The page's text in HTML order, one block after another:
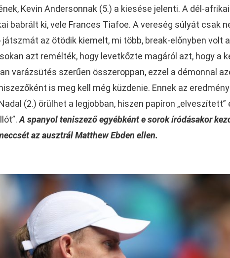
Kevin Andersonnak (5.) a kiesése jelenti. A dél-
babrált ki, vele Frances Tiafoe. A vereség súlyát csak
az ötödik kiemelt, mi több, break-előnyben volt
azt remélték, hogy levetkőzte magáról azt, hogy a
varázsütés szerűen összeroppan, ezzel a démonnal
is meg kell még küzdenie. Ennek az
(2.) örülhet a legjobban, hiszen papíron „elveszített”
A spanyol teniszező egyébként e sorok íródásakor
az ausztrál Matthew Ebden ellen.